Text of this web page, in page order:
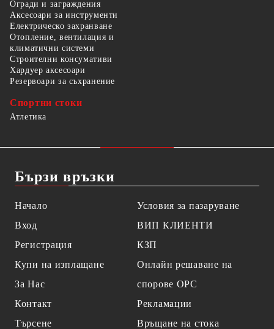
Огради и заграждения
Аксесоари за инструменти
Електрическо захранване
Отопление, вентилация и
климатични системи
Строителни консумативи
Хардуер аксесоари
Резервоари за съхранение
Спортни стоки
Атлетика
Бързи връзки
Начало
Вход
Регистрация
Купи на изплащане
За Нас
Контакт
Търсене
Условия за пазаруване
ВИП КЛИЕНТИ
КЗП
Онлайн решаване на
спорове OPC
Рекламации
Връщане на стока